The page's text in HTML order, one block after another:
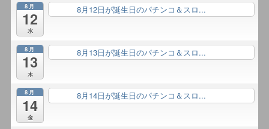
8月
12
水
8月12日が誕生日のパチンコ＆スロ...
8月
13
木
8月13日が誕生日のパチンコ＆スロ...
8月
14
金
8月14日が誕生日のパチンコ＆スロ...